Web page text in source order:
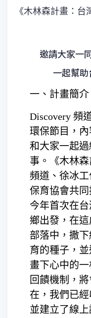
《木林森計畫：台
邀請大家一
一起幫助
一、計畫簡介
Discovery 頻
環保節目，
和大家一起
事。《木林
頻道、徐冰
保育協會共同
今年首次在
鄉出發，在
部落中，撒
育的種子，
畫下心中的
回饋機制，
在，我們已經
並建立了線